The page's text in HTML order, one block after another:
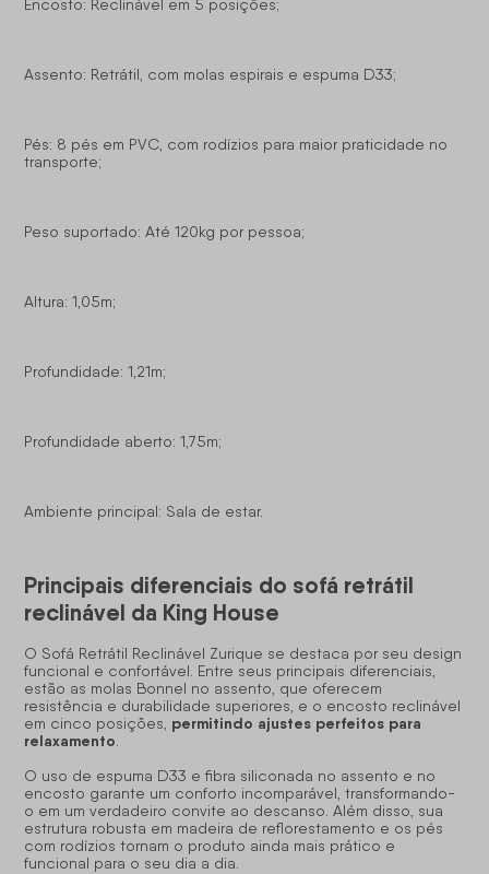
Encosto: Reclinável em 5 posições;
Assento: Retrátil, com molas espirais e espuma D33;
Pés: 8 pés em PVC, com rodízios para maior praticidade no
transporte;
Peso suportado: Até 120kg por pessoa;
Altura: 1,05m;
Profundidade: 1,21m;
Profundidade aberto: 1,75m;
Ambiente principal: Sala de estar.
Principais diferenciais do sofá retrátil
reclinável da King House
O Sofá Retrátil Reclinável Zurique se destaca por seu design
funcional e confortável. Entre seus principais diferenciais,
estão as molas Bonnel no assento, que oferecem
resistência e durabilidade superiores, e o encosto reclinável
em cinco posições, permitindo ajustes perfeitos para
relaxamento
O uso de espuma D33 e fibra siliconada no assento e no
encosto garante um conforto incomparável, transformando-
o em um verdadeiro convite ao descanso. Além disso, sua
estrutura robusta em madeira de reflorestamento e os pés
com rodízios tornam o produto ainda mais prático e
funcional para o seu dia a dia.